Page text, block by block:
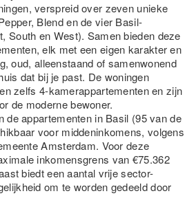
verspreid over zeven unieke
Blend en de vier Basil-
South en West). Samen bieden deze
elk met een eigen karakter en
oud, alleenstaand of samenwonend
dat bij je past. De woningen
zelfs 4-kamerappartementen en zijn
de moderne bewoner.
de appartementen in Basil (95 van de
voor middeninkomens, volgens
Amsterdam. Voor deze
inkomensgrens van €75.362
biedt een aantal vrije sector-
om te worden gedeeld door